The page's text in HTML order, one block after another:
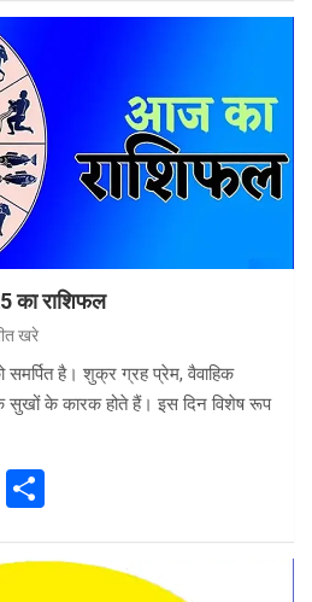
ar
का राशिफल
खरे
है। शुक्र ग्रह प्रेम, वैवाहिक
सुखों के कारक होते हैं। इस दिन विशेष रूप
W
ar